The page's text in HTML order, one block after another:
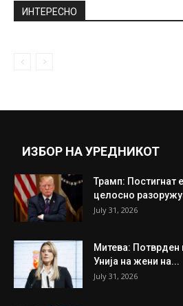
ИНТЕРЕСНО
ИЗБОР НА УРЕДНИКОТ
Трамп: Постигнат
целосно
July 31, 2026
Митева: Потврден
Унија на жени на...
July 31, 2026